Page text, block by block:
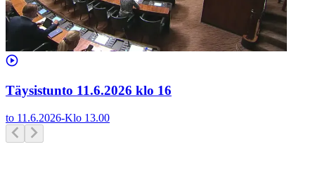
Täysistunto 11.6.2026 klo 16
to 11.6.2026-Klo 13.00